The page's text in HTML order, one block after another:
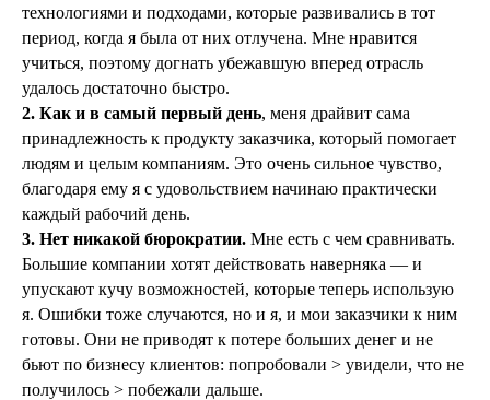
технологиями и подходами, которые развивались в тот
период, когда я была от них отлучена. Мне нравится
учиться, поэтому догнать убежавшую вперед отрасль
удалось достаточно быстро.
2. Как и в самый первый день, меня драйвит сама
принадлежность к продукту заказчика, который помогает
людям и целым компаниям. Это очень сильное чувство,
благодаря ему я с удовольствием начинаю практически
каждый рабочий день.
3. Нет никакой бюрократии. Мне есть с чем сравнивать.
Большие компании хотят действовать наверняка — и
упускают кучу возможностей, которые теперь использую
я. Ошибки тоже случаются, но и я, и мои заказчики к ним
готовы. Они не приводят к потере больших денег и не
бьют по бизнесу клиентов: попробовали > увидели, что не
получилось > побежали дальше.